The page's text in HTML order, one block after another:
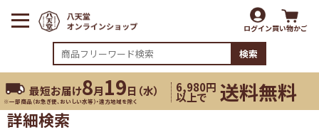
ログイン買い物かご
検索
最短お届け8月19日（水）
※一部商品（お急ぎ便、おいしい水等）・遠方地域を除く
6,980円
以上で 送料無料
詳細検索